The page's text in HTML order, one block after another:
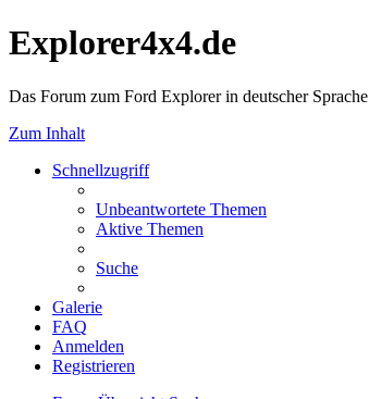
Explorer4x4.de
Das Forum zum Ford Explorer in deutscher Sprache
Zum Inhalt
Schnellzugriff
Unbeantwortete Themen
Aktive Themen
Suche
Galerie
FAQ
Anmelden
Registrieren